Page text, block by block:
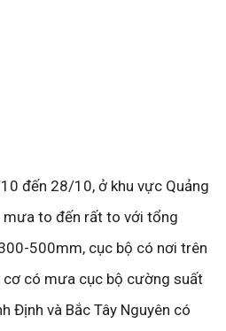
đến 28/10, ở khu vực Quảng
mưa to đến rất to với tổng
500mm, cục bộ có nơi trên
cơ có mưa cục bộ cường suất
Định và Bắc Tây Nguyên có